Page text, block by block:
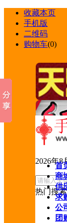
收藏本页
手机版
二维码
购物车(0)
2026年8
热门搜索
首
商
供
求
公
团